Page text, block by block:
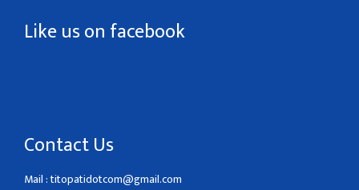
Like us on facebook
Contact Us
Mail :titopatidotcom@gmail.com